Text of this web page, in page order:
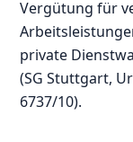
Vergütung für
private
(SG Stuttgart,
6737/10).